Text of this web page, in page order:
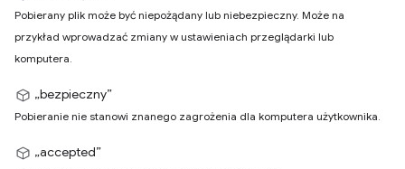
Pobierany plik może być niepożądany lub niebezpieczny. Może na
przykład wprowadzać zmiany w ustawieniach przeglądarki lub
komputera.
„bezpieczny”
Pobieranie nie stanowi znanego zagrożenia dla komputera użytkownika.
„accepted”